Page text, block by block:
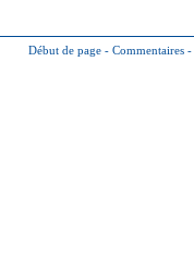
Début de page - Commentaires -